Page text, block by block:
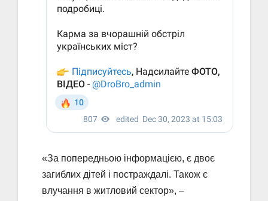
«За попередньою інформацією, є двоє
загиблих дітей і постраждалі. Також є
влучання в житловий сектор», –